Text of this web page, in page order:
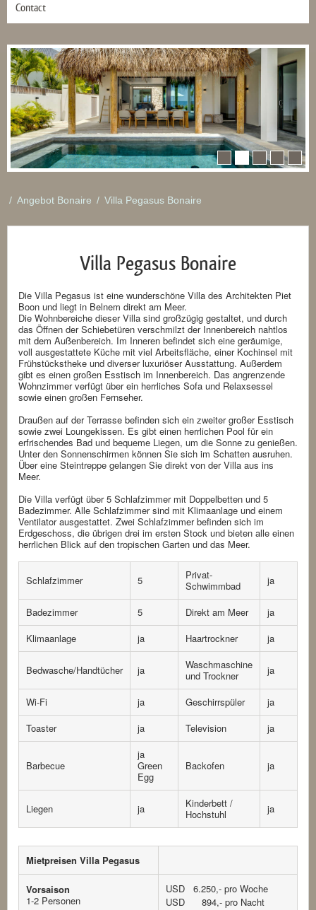
Contact
/ Angebot Bonaire / Villa Pegasus Bonaire
Villa Pegasus Bonaire
Die Villa Pegasus ist eine wunderschöne Villa des Architekten Piet
Boon und liegt in Belnem direkt am Meer.
Die Wohnbereiche dieser Villa sind großzügig gestaltet, und durch
das Öffnen der Schiebetüren verschmilzt der Innenbereich nahtlos
mit dem Außenbereich. Im Inneren befindet sich eine geräumige,
voll ausgestattete Küche mit viel Arbeitsfläche, einer Kochinsel mit
Frühstückstheke und diverser luxuriöser Ausstattung. Außerdem
gibt es einen großen Esstisch im Innenbereich. Das angrenzende
Wohnzimmer verfügt über ein herrliches Sofa und Relaxsessel
sowie einen großen Fernseher.
Draußen auf der Terrasse befinden sich ein zweiter großer Esstisch
sowie zwei Loungekissen. Es gibt einen herrlichen Pool für ein
erfrischendes Bad und bequeme Liegen, um die Sonne zu genießen.
Unter den Sonnenschirmen können Sie sich im Schatten ausruhen.
Über eine Steintreppe gelangen Sie direkt von der Villa aus ins
Meer.
Die Villa verfügt über 5 Schlafzimmer mit Doppelbetten und 5
Badezimmer. Alle Schlafzimmer sind mit Klimaanlage und einem
Ventilator ausgestattet. Zwei Schlafzimmer befinden sich im
Erdgeschoss, die übrigen drei im ersten Stock und bieten alle einen
herrlichen Blick auf den tropischen Garten und das Meer.
Schlafzimmer 5
Privat-
Schwimmbad
ja
Badezimmer 5 Direkt am Meer
ja
Klimaanlage
ja Haartrockner ja
Bedwasche/Handtücher ja
Waschmaschine
und Trockner
ja
Wi-Fi ja Geschirrspüler
ja
Toaster
ja Television ja
Barbecue
ja
Green
Egg
Backofen ja
Liegen ja
Kinderbett /
Hochstuhl
ja
Mietpreisen Villa Pegasus
Vorsaison
1-2 Personen
USD 6.250,- pro Woche
USD 894,- pro Nacht